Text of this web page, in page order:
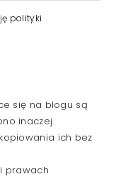
polityki
się na blogu są
inaczej.
ich bez
prawach